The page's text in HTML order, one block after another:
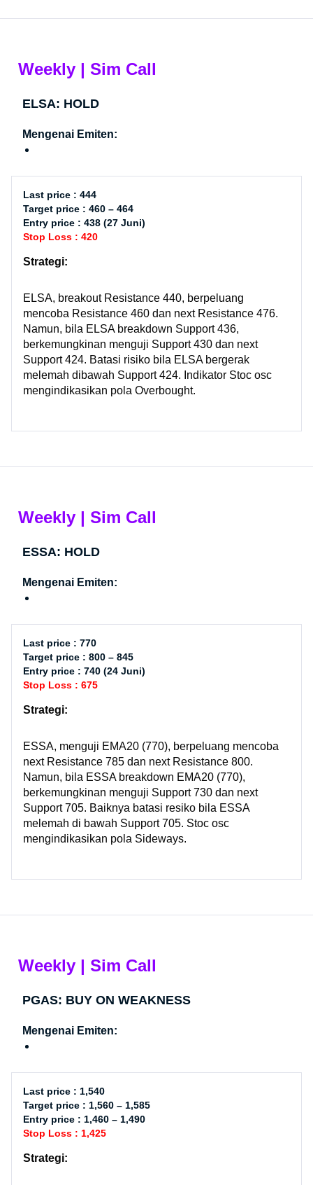
Weekly | Sim Call​
ELSA: HOLD
Mengenai Emiten:
Last price : 444
Target price : 460 – 464
Entry price : 438 (27 Juni)
Stop Loss : 420
Strategi:
ELSA, breakout Resistance 440, berpeluang
mencoba Resistance 460 dan next Resistance 476.
Namun, bila ELSA breakdown Support 436,
berkemungkinan menguji Support 430 dan next
Support 424. Batasi risiko bila ELSA bergerak
melemah dibawah Support 424. Indikator Stoc osc
mengindikasikan pola Overbought.
Weekly | Sim Call
ESSA: HOLD
Mengenai Emiten:
Last price : 770
Target price : 800 – 845
Entry price : 740 (24 Juni)
Stop Loss : 675
Strategi:
ESSA, menguji EMA20 (770), berpeluang mencoba
next Resistance 785 dan next Resistance 800.
Namun, bila ESSA breakdown EMA20 (770),
berkemungkinan menguji Support 730 dan next
Support 705. Baiknya batasi resiko bila ESSA
melemah di bawah Support 705. Stoc osc
mengindikasikan pola Sideways.
Weekly | Sim Call
PGAS: BUY ON WEAKNESS
Mengenai Emiten:
Last price : 1,540
Target price : 1,560 – 1,585
Entry price : 1,460 – 1,490
Stop Loss : 1,425
Strategi: